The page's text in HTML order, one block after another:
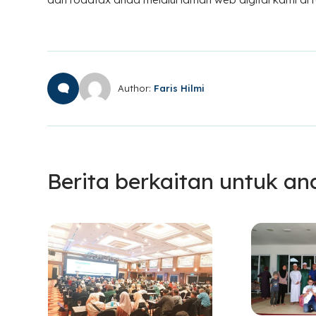
Author: Faris Hilmi
Berita berkaitan untuk